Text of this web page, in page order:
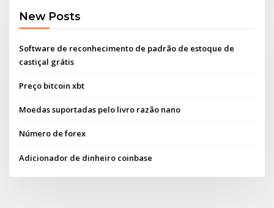
New Posts
Software de reconhecimento de padrão de estoque de
castiçal grátis
Preço bitcoin xbt
Moedas suportadas pelo livro razão nano
Número de forex
Adicionador de dinheiro coinbase